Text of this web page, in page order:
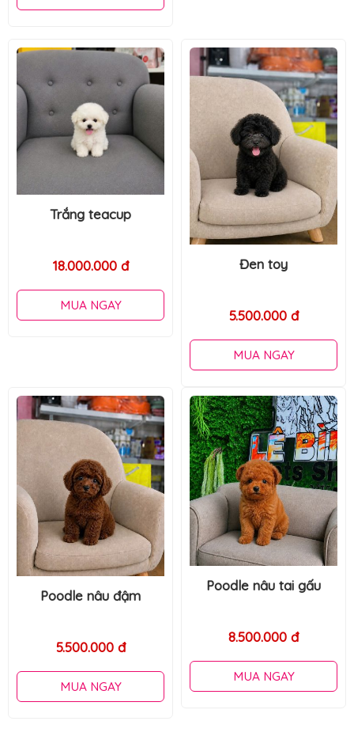
Đen toy
Vàng mơ
MUA NGAY
MUA NGAY
Poodle socola tiny
15.000.000 đ
MUA NGAY